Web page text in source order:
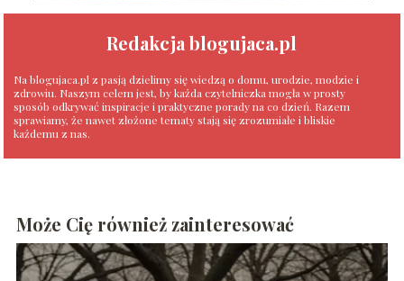
Redakcja blogujaca.pl
Na blogujaca.pl z pasją dzielimy się wiedzą o domu, urodzie, modzie i
zdrowiu. Naszym celem jest, by każda czytelniczka mogła w prosty
sposób odkrywać inspiracje i praktyczne porady na co dzień. Razem
sprawiamy, że nawet złożone tematy stają się zrozumiałe i bliskie
każdemu z nas.
Może Cię również zainteresować